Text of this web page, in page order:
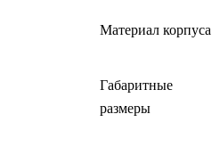
Материал корпуса
Габаритные
размеры